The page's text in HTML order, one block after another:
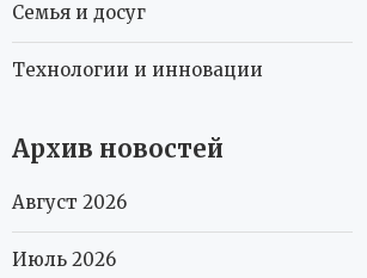
Семья и досуг
Технологии и инновации
Архив новостей
Август 2026
Июль 2026